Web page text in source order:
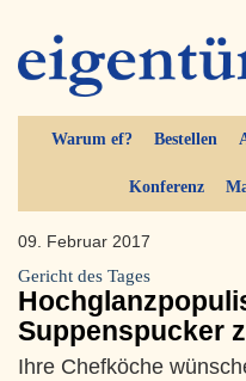
Warum ef? Bestellen
Konferenz
09. Februar 2017
Gericht des Tages
Suppenspucker
Ihre Chefköche